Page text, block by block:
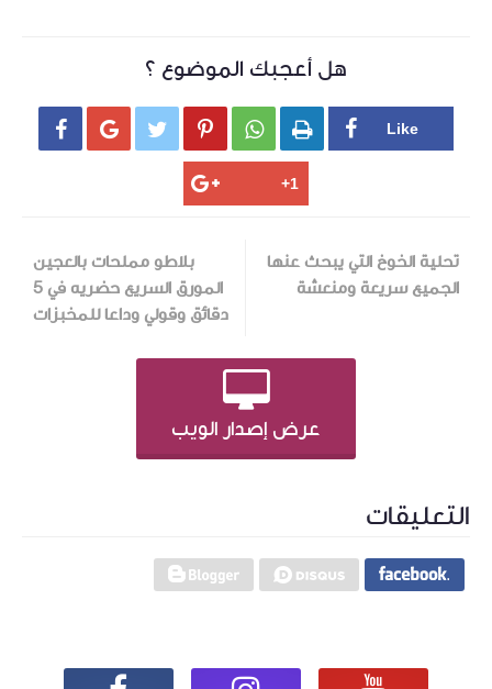
هل أعجبك الموضوع ؟
     
تحلية الخوخ التي يبحث عنها
الجميع سريعة ومنعشة
بلاطو مملحات بالعجين
المورق السريع حضريه في 5
دقائق وقولي وداعا للمخبزات
عرض إصدار الويب
التعليقات